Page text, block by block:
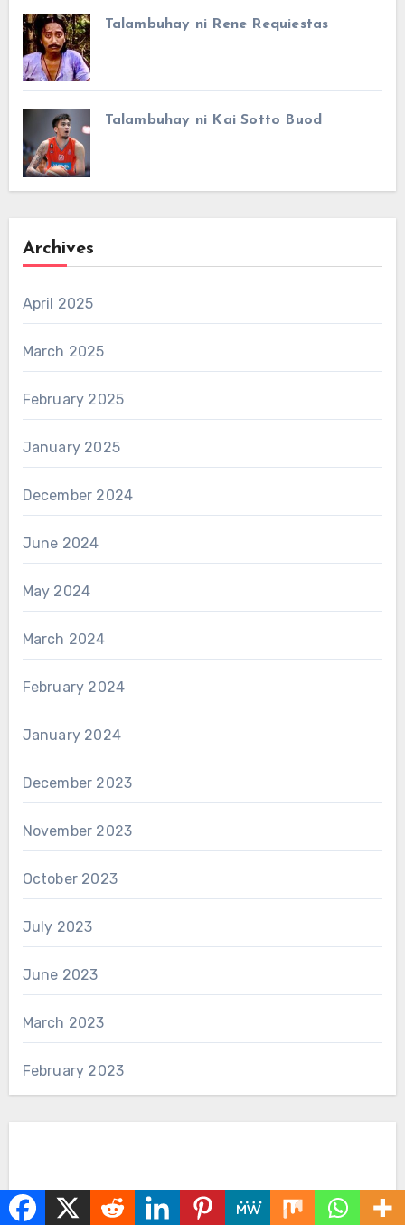
Talambuhay ni Rene Requiestas
Talambuhay ni Kai Sotto Buod
Archives
April 2025
March 2025
February 2025
January 2025
December 2024
June 2024
May 2024
March 2024
February 2024
January 2024
December 2023
November 2023
October 2023
July 2023
June 2023
March 2023
February 2023